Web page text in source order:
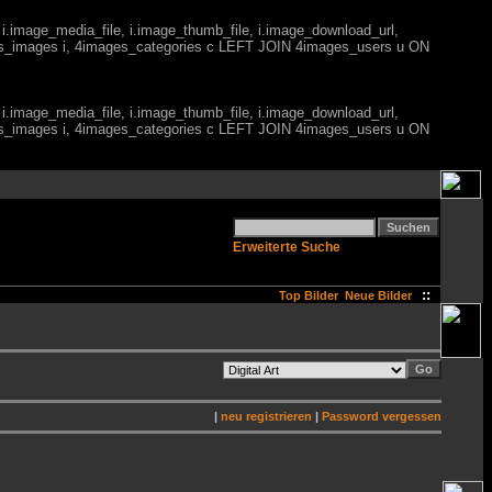
i.image_thumb_file, i.image_download_url,
i, 4images_categories c LEFT JOIN 4images_users u ON
i.image_thumb_file, i.image_download_url,
i, 4images_categories c LEFT JOIN 4images_users u ON
Erweiterte Suche
Top Bilder Neue Bilder ::
| neu registrieren | Password vergessen